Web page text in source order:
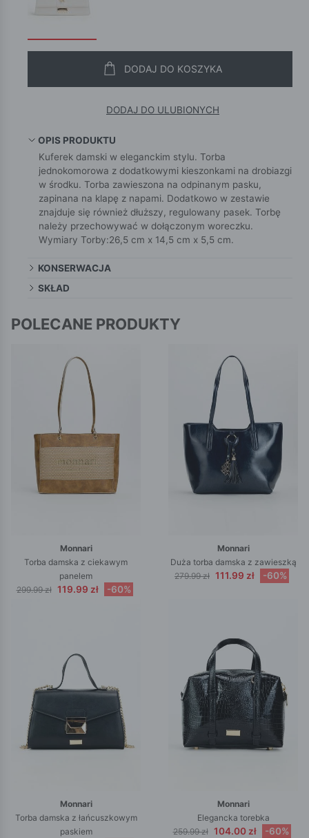
DODAJ DO KOSZYKA
DODAJ DO ULUBIONYCH
OPIS PRODUKTU
Kuferek damski w eleganckim stylu. Torba
jednokomorowa z dodatkowymi kieszonkami na drobiazgi
w środku. Torba zawieszona na odpinanym pasku,
zapinana na klapę z napami. Dodatkowo w zestawie
znajduje się również dłuższy, regulowany pasek. Torbę
należy przechowywać w dołączonym woreczku.
Wymiary Torby:26,5 cm x 14,5 cm x 5,5 cm.
KONSERWACJA
SKŁAD
POLECANE PRODUKTY
Monnari
Torba damska z ciekawym
panelem
299.99 zł 119.99 zł -60%
Monnari
Duża torba damska z zawieszką
279.99 zł 111.99 zł -60%
Monnari
Torba damska z łańcuszkowym
paskiem
Monnari
Elegancka torebka
259.99 zł 104.00 zł -60%